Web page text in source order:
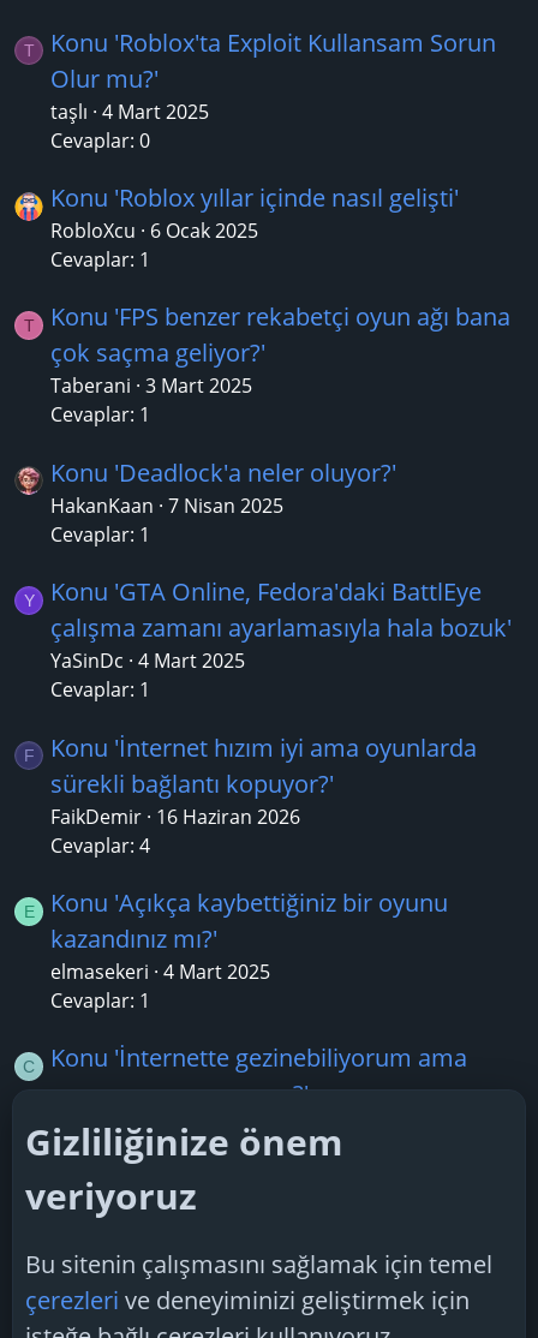
T
Konu 'Roblox'ta Exploit Kullansam Sorun
Olur mu?'
taşlı 4 Mart 2025
Cevaplar: 0
Konu 'Roblox yıllar içinde nasıl gelişti'
RobloXcu
6 Ocak 2025
Cevaplar: 1
T
Konu 'FPS benzer rekabetçi oyun ağı bana
çok saçma geliyor?'
Taberani 3 Mart 2025
Cevaplar: 1
Konu 'Deadlock'a neler oluyor?'
HakanKaan 7 Nisan 2025
Cevaplar: 1
Y
Konu 'GTA Online, Fedora'daki BattlEye
çalışma zamanı ayarlamasıyla hala bozuk'
YaSinDc 4 Mart 2025
Cevaplar: 1
F
Konu 'İnternet hızım iyi ama oyunlarda
sürekli bağlantı kopuyor?'
FaikDemir 16 Haziran 2026
Cevaplar: 4
E
Konu 'Açıkça kaybettiğiniz bir oyunu
kazandınız mı?'
elmasekeri 4 Mart 2025
Cevaplar: 1
C
Konu 'İnternette gezinebiliyorum ama
oyun oynayamıyorum?'
cerkol01
21 Nisan 2026
Cevaplar: 2
Konu 'Mount & Blade II: Bannerlord
çevrimiçi mod?'
muhterem19
21 Mart 2026
Cevaplar: 1
Gizliliğinize önem
veriyoruz
Bu sitenin çalışmasını sağlamak için temel
çerezleri ve deneyiminizi geliştirmek için